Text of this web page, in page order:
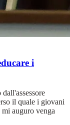
i
il quale i giovani
auguro venga